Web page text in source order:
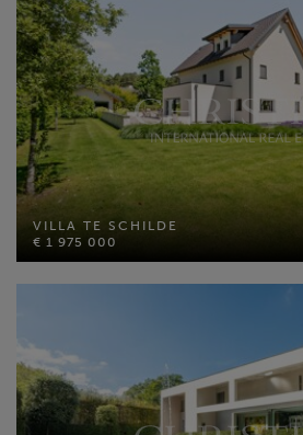
VILLA TE SCHILDE
€ 1 975 000
VILLA TE
€ 1 975 000
Bewoonbare opp: